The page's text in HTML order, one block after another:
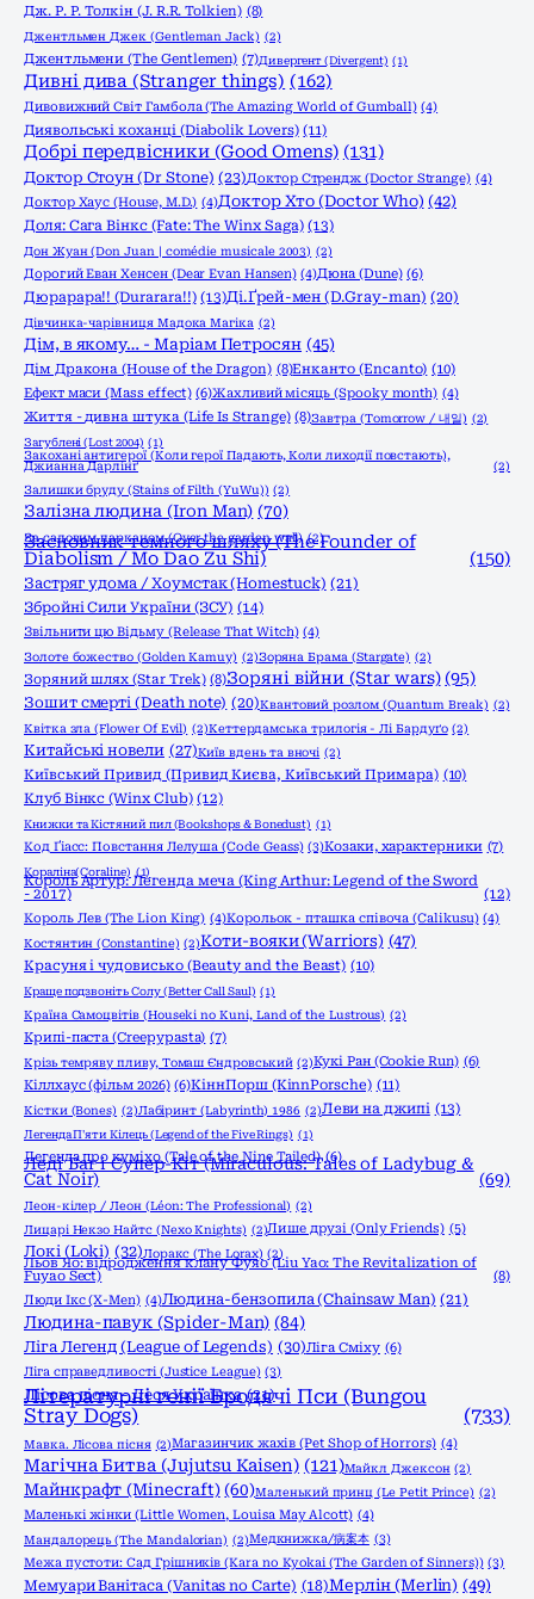
Дж. Р. Р. Толкін (J. R.R. Tolkien) (8)
Джентльмен Джек (Gentleman Jack) (2)
Джентльмени (The Gentlemen) (7)Дивергент (Divergent) (1)
Дивні дива (Stranger things) (162)
Дивовижний Світ Гамбола (The Amazing World of Gumball) (4)
Диявольські коханці (Diabolik Lovers) (11)
Добрі передвісники (Good Omens) (131)
Доктор Стоун (Dr Stone) (23)Доктор Стрендж (Doctor Strange) (4)
Доктор Хаус (House, M.D.) (4)Доктор Хто (Doctor Who) (42)
Доля: Сага Вінкс (Fate: The Winx Saga) (13)
Дон Жуан (Don Juan | comédie musicale 2003) (2)
Дорогий Еван Хенсен (Dear Evan Hansen) (4)Дюна (Dune) (6)
Дюрарара!! (Durarara!!) (13)Ді.Ґрей-мен (D.Gray-man) (20)
Дівчинка-чарівниця Мадока Магіка (2)
Дім, в якому… - Маріам Петросян (45)
Дім Дракона (House of the Dragon) (8)Енканто (Encanto) (10)
Ефект маси (Mass effect) (6)Жахливий місяць (Spooky month) (4)
Життя - дивна штука (Life Is Strange) (8)Завтра (Tomorrow / 내일) (2)
Загублені (Lost 2004) (1)
Закохані антигерої (Коли герої Падають, Коли лиходії повстають),
Джианна Дарлінґ
(2)
Залишки бруду (Stains of Filth (YuWu)) (2)
Залізна людина (Iron Man) (70)
За садовим парканом (Over the garden wall) (2)
Засновник темного шляху (The Founder of
Diabolism / Mo Dao Zu Shi) (150)
Застряг удома / Хоумстак (Homestuck) (21)
Збройні Сили України (ЗСУ) (14)
Звільнити цю Відьму (Release That Witch) (4)
Золоте божество (Golden Kamuy) (2)Зоряна Брама (Stargate) (2)
Зоряний шлях (Star Trek) (8)Зоряні війни (Star wars) (95)
Зошит смерті (Death note) (20)Квантовий розлом (Quantum Break) (2)
Квітка зла (Flower Of Evil) (2)Кеттердамська трилогія - Лі Бардуґо (2)
Китайські новели (27)Київ вдень та вночі (2)
Київський Привид (Привид Києва, Київський Примара) (10)
Клуб Вінкс (Winx Club) (12)
Книжки та Кістяний пил (Bookshops & Bonedust) (1)
Код Ґіасс: Повстання Лелуша (Code Geass) (3)Козаки, характерники (7)
Кораліна(Coraline) (1)
Король Артур: Легенда меча (King Arthur: Legend of the Sword
- 2017) (12)
Король Лев (The Lion King) (4)Корольок - пташка співоча (Calikusu) (4)
Костянтин (Constantine) (2)Коти-вояки (Warriors) (47)
Красуня і чудовисько (Beauty and the Beast) (10)
Краще подзвоніть Солу (Better Call Saul) (1)
Країна Самоцвітів (Houseki no Kuni, Land of the Lustrous) (2)
Крипі-паста (Creepypasta) (7)
Крізь темряву пливу, Томаш Єндровський (2)Кукі Ран (Cookie Run) (6)
Кіллхаус (фільм 2026) (6)КіннПорш (KinnPorsche) (11)
Кістки (Bones) (2)Лабіринт (Labyrinth) 1986 (2)Леви на джипі (13)
Легенда П'яти Кілець (Legend of the Five Rings) (1)
Легенда про куміхо (Tale of the Nine Tailed) (6)
Леді Баг і Супер-Кіт (Miraculous: Tales of Ladybug &
Cat Noir)
(69)
Леон-кілер / Леон (Léon: The Professional) (2)
Лицарі Некзо Найтс (Nexo Knights) (2)Лише друзі (Only Friends) (5)
Локі (Loki) (32)Лоракс (The Lorax) (2)
Льов Яо: відродження клану Фуяо (Liu Yao: The Revitalization of
Fuyao Sect)
(8)
Люди Ікс (X-Men) (4)Людина-бензопила (Chainsaw Man) (21)
Людина-павук (Spider-Man) (84)
Ліга Легенд (League of Legends) (30)Ліга Сміху (6)
Ліга справедливості (Justice League) (3)
Лісова пісня - Леся Українка (21)
Літературні генії Бродячі Пси (Bungou
Stray Dogs)
(733)
Мавка. Лісова пісня (2)Магазинчик жахів (Pet Shop of Horrors) (4)
Магічна Битва (Jujutsu Kaisen) (121)Майкл Джексон (2)
Майнкрафт (Minecraft) (60)Маленький принц (Le Petit Prince) (2)
Маленькі жінки (Little Women, Louisa May Alcott) (4)
Мандалорець (The Mandalorian) (2)Медкнижка/病案本 (3)
Межа пустоти: Сад Грішників (Kara no Kyokai (The Garden of Sinners)) (3)
Мемуари Ванітаса (Vanitas no Carte) (18)Мерлін (Merlin) (49)